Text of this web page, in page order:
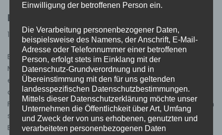
Einsatz 36/2025 – B4 Werkstattbrand
16. Oktober 2025 Einsätze
Einsatz 36/2025 01.10.2025, 19:19 Uhr B-4 Werkstattbrand
Muggensturm HLF 20/16 Am 01.10.2025 wurden wir zu
einem gemeldeten Werkstattbrand in Muggensturm
alarmiert. Da sich zum Zeitpunkt der Alarmierung
Feuerwehrangehörige im Gerätehaus befanden, war ein
schnelles Ausrücken gewährleistet. Jedoch wurde der
Einsatz auf der Anfahrt für uns…Weiterlesen »
Einwilligung der betroffenen Person ein.
Die Verarbeitung personenbezogener Daten,
beispielsweise des Namens, der Anschrift, E-Mail-
Adresse oder Telefonnummer einer betroffenen
Person, erfolgt stets im Einklang mit der
Datenschutz-Grundverordnung und in
Übereinstimmung mit den für uns geltenden
landesspezifischen Datenschutzbestimmungen.
Mittels dieser Datenschutzerklärung möchte unser
Unternehmen die Öffentlichkeit über Art, Umfang
und Zweck der von uns erhobenen, genutzten und
verarbeiteten personenbezogenen Daten